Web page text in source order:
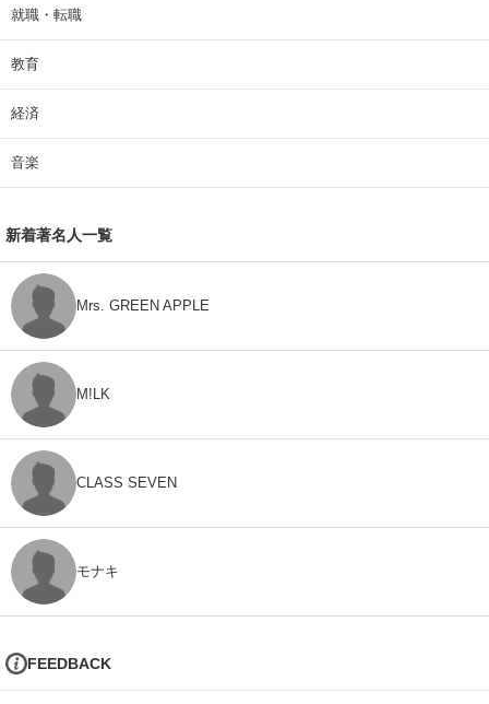
就職・転職
教育
経済
音楽
新着著名人一覧
Mrs. GREEN APPLE
M!LK
CLASS SEVEN
モナキ
FEEDBACK